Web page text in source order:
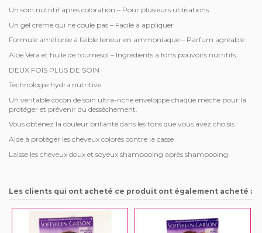
Un soin nutritif après coloration – Pour plusieurs utilisations
Un gel crème qui ne coule pas – Facile à appliquer
Formule améliorée à faible teneur en ammoniaque – Parfum agréable
Aloe Vera et huile de tournesol – Ingrédients à forts pouvoirs nutritifs.
DEUX FOIS PLUS DE SOIN
Technologie hydra nutritive
Un véritable cocon de soin ultra-riche enveloppe chaque mèche pour la
protéger et prévenir du dessèchement.
Vous obtenez la couleur brillante dans les tons que vous avez choisis
Aide à protéger les cheveux colorés contre la casse
Laisse les cheveux doux et soyeux shampooing après shampooing
Les clients qui ont acheté ce produit ont également acheté :